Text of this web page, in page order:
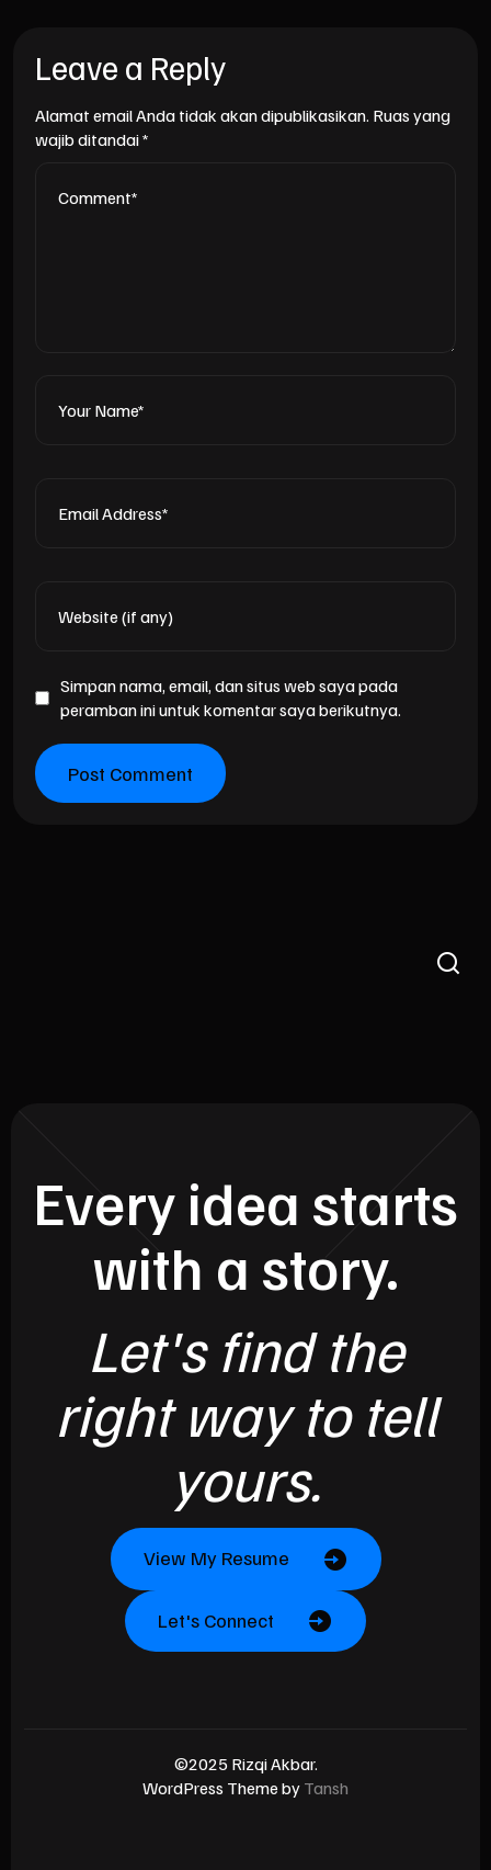
Leave a Reply
Alamat email Anda tidak akan dipublikasikan. Ruas yang
wajib ditandai*
Simpan nama, email, dan situs web saya pada
peramban ini untuk komentar saya berikutnya.
Every idea starts
with a story.
Let's find the
right way to tell
yours.
View My Resume
Let's Connect
©2025 Rizqi Akbar.
WordPress Theme by Tansh